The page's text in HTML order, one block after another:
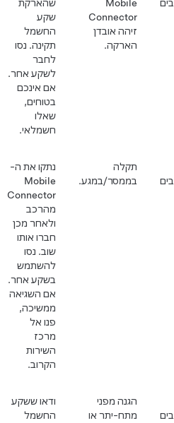
Mobile
Connector
זיהה אובדן
הארקה.
שהארקת
החשמל
תקינה. נסו
לחבר
לשקע אחר.
אם אינכם
בטוחים,
חשמלאי.
תקלה
בממסר/במגע.
נתקו את ה-
Mobile
Connector
מהרכב
ולאחר מכן
חברו אותו
שוב. נסו
להשתמש
בשקע אחר.
אם השגיאה
ממשיכה,
פנו אל
השירות
הקרוב.
הגנה מפני
מתח-יתר או
ודאו ששקע
החשמל